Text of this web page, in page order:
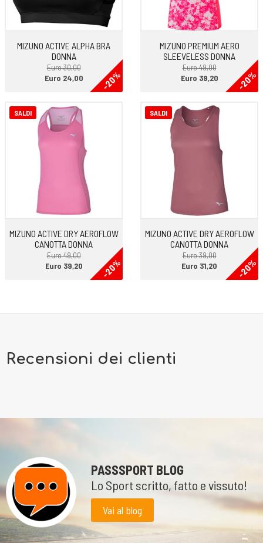
MIZUNO ACTIVE ALPHA BRA
DONNA
Euro 30,00
-20%
Euro 24,00
MIZUNO PREMIUM AERO
SLEEVELESS DONNA
Euro 49,00
-20%
Euro 39,20
SALDI
MIZUNO ACTIVE DRY AEROFLOW
CANOTTA DONNA
Euro 49,00
-20%
Euro 39,20
SALDI
MIZUNO ACTIVE DRY AEROFLOW
CANOTTA DONNA
Euro 39,00
-20%
Euro 31,20
Recensioni dei clienti
PASSSPORT BLOG
Lo Sport scritto, fatto e vissuto!
Vai al blog